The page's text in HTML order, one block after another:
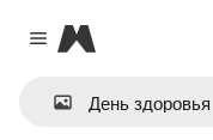
Close menu
Magnific